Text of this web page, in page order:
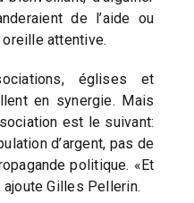
de l’aide ou
attentive.
églises et
en synergie. Mais
est le suivant:
d’argent, pas de
politique. «Et
Gilles Pellerin.